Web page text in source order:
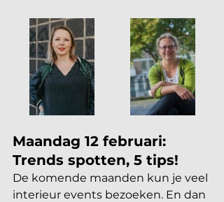
Maandag 12 februari:
Trends spotten, 5 tips!
De komende maanden kun je veel
interieur events bezoeken. En dan